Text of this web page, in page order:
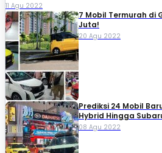
11 Agu 2022
7 Mobil Termurah di
Juta!
20 Agu 2022
Prediksi 24 Mobil
Hybrid Hingga
08 Agu 2022